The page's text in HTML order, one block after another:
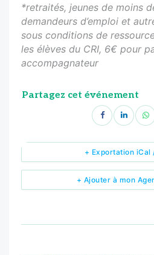
*retraités, jeunes de moins
demandeurs d’emploi et
sous conditions de
les élèves du CRI, 6€ pour
accompagnateur
Partagez cet événement
+ Ajouter à mon
+ Exportation iCal